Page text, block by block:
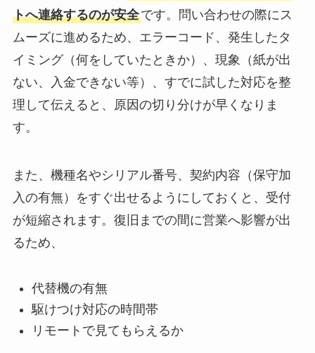
トへ連絡するのが安全です。問い合わせの際にス
ムーズに進めるため、エラーコード、発生したタ
イミング（何をしていたときか）、現象（紙が出
ない、入金できない等）、すでに試した対応を整
理して伝えると、原因の切り分けが早くなりま
す。
また、機種名やシリアル番号、契約内容（保守加
入の有無）をすぐ出せるようにしておくと、受付
が短縮されます。復旧までの間に営業へ影響が出
るため、
代替機の有無
駆けつけ対応の時間帯
リモートで見てもらえるか